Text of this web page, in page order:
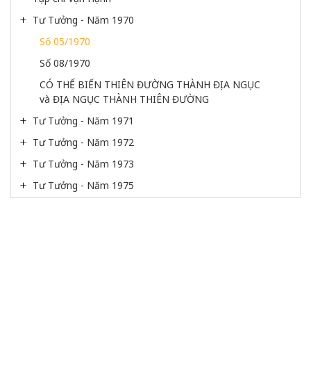
Tư Tưởng - Năm 1970
Số 05/1970
Số 08/1970
CÓ THỂ BIẾN THIÊN ĐƯỜNG THÀNH ĐỊA NGỤC
và ĐỊA NGỤC THÀNH THIÊN ĐƯỜNG
Tư Tưởng - Năm 1971
Tư Tưởng - Năm 1972
Tư Tưởng - Năm 1973
Tư Tưởng - Năm 1975